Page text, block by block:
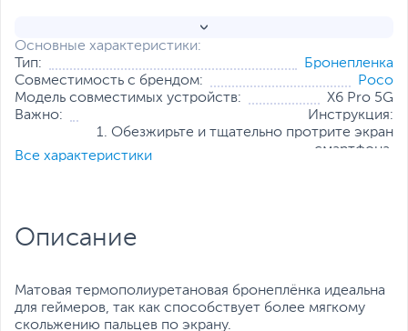
Основные характеристики:
Тип:
Бронепленка
Совместимость с брендом:
Poco
Модель совместимых устройств:
X6 Pro 5G
Важно:
Инструкция:
1. Обезжирьте и тщательно протрите экран
смартфона.
Толщина, мм:
Все характеристики
Описание
Матовая термополиуретановая бронеплёнка идеальна
для геймеров, так как способствует более мягкому
скольжению пальцев по экрану.